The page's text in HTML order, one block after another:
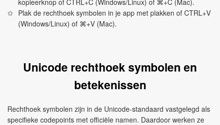
kopieerknop of CTRL+C (Windows/Linux) of ⌘+C (Mac).
Plak de rechthoek symbolen in je app met plakken of CTRL+V
(Windows/Linux) of ⌘+V (Mac).
Unicode rechthoek symbolen en
betekenissen
Rechthoek symbolen zijn in de Unicode‑standaard vastgelegd als
specifieke codepoints met officiële namen. Daardoor werken ze